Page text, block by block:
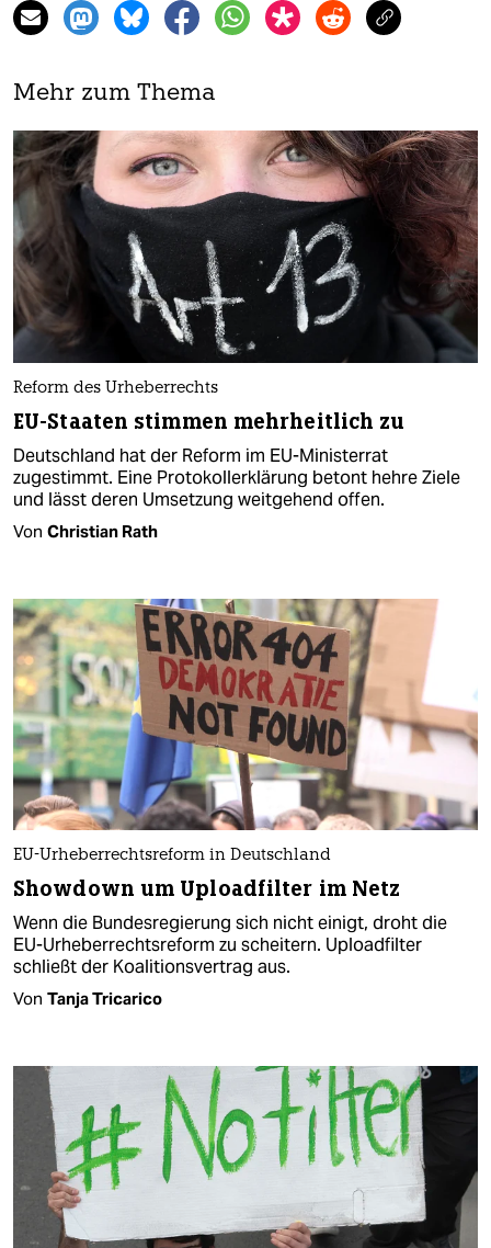
Mehr zum Thema
Reform des Urheberrechts
EU-Staaten stimmen mehrheitlich zu
Deutschland hat der Reform im EU-Ministerrat
zugestimmt. Eine Protokollerklärung betont hehre Ziele
und lässt deren Umsetzung weitgehend offen.
Von Christian Rath
EU-Urheberrechtsreform in Deutschland
Showdown um Uploadfilter im Netz
Wenn die Bundesregierung sich nicht einigt, droht die
EU-Urheberrechtsreform zu scheitern. Uploadfilter
schließt der Koalitionsvertrag aus.
Von Tanja Tricarico